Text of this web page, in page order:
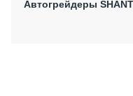
Автогрейдеры